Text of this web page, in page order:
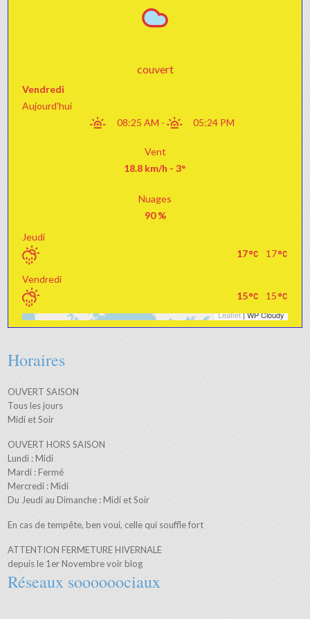
couvert
Vendredi
Aujourd'hui
08:25 AM - 05:24 PM
Vent
18.8 km/h - 3°
Nuages
90 %
Jeudi
17
17
Vendredi
15
15
+
−
Leaflet| WP Cloudy
Horaires
OUVERT SAISON
Tous les jours
Midi et Soir
OUVERT HORS SAISON
Lundi : Midi
Mardi : Fermé
Mercredi : Midi
Du Jeudi au Dimanche : Midi et Soir
En cas de tempête, ben voui, celle qui souffle fort
ATTENTION FERMETURE HIVERNALE
depuis le 1er Novembre voir blog
Réseaux soooooociaux